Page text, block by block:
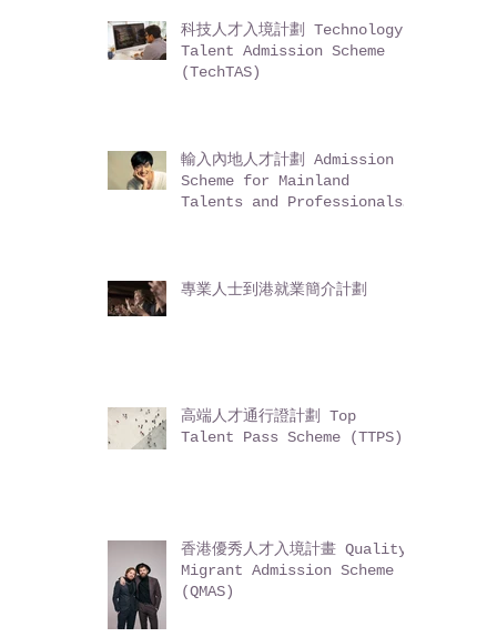
科技人才入境計劃 Technology
Talent Admission Scheme
(TechTAS)
輸入內地人才計劃 Admission
Scheme for Mainland
Talents and Professionals
專業人士到港就業簡介計劃
高端人才通行證計劃 Top
Talent Pass Scheme (TTPS)
香港優秀人才入境計畫 Quality
Migrant Admission Scheme
(QMAS)